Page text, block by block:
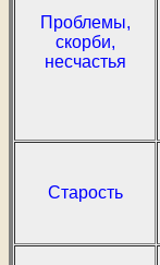
Проблемы,
скорби,
несчастья
Старость